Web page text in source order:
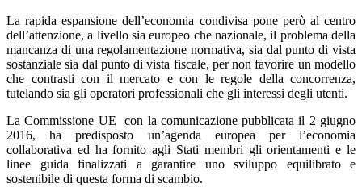
La rapida espansione dell’economia condivisa pone però al centro
dell’attenzione, a livello sia europeo che nazionale, il problema della
mancanza di una regolamentazione normativa, sia dal punto di vista
sostanziale sia dal punto di vista fiscale, per non favorire un modello
che contrasti con il mercato e con le regole della concorrenza,
tutelando sia gli operatori professionali che gli interessi degli utenti.
La Commissione UE con la comunicazione pubblicata il 2 giugno
2016, ha predisposto un’agenda europea per l’economia
collaborativa ed ha fornito agli Stati membri gli orientamenti e le
linee guida finalizzati a garantire uno sviluppo equilibrato e
sostenibile di questa forma di scambio.